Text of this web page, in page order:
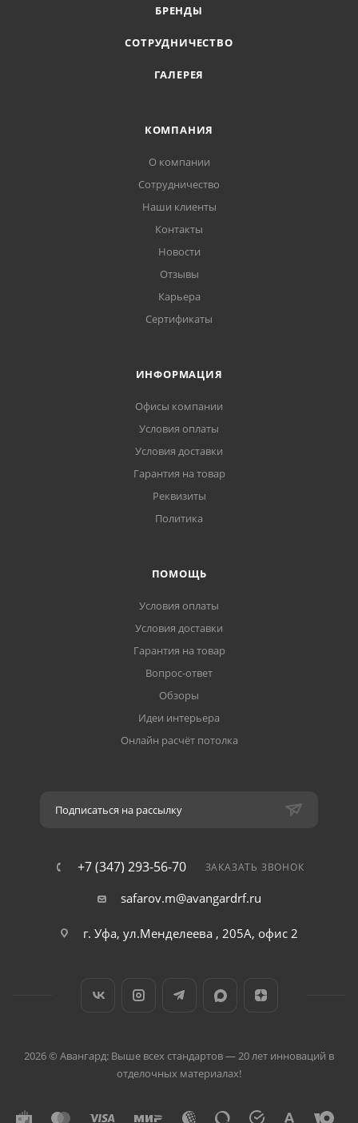
БРЕНДЫ
СОТРУДНИЧЕСТВО
ГАЛЕРЕЯ
КОМПАНИЯ
О компании
Сотрудничество
Наши клиенты
Контакты
Новости
Отзывы
Карьера
Сертификаты
ИНФОРМАЦИЯ
Офисы компании
Условия оплаты
Условия доставки
Гарантия на товар
Реквизиты
Политика
ПОМОЩЬ
Условия оплаты
Условия доставки
Гарантия на товар
Вопрос-ответ
Обзоры
Идеи интерьера
Онлайн расчёт потолка
Подписаться на рассылку
+7 (347) 293-56-70 ЗАКАЗАТЬ ЗВОНОК
safarov.m@avangardrf.ru
г. Уфа, ул.Менделеева , 205А, офис 2
2026 © Авангард: Выше всех стандартов — 20 лет инноваций в
отделочных материалах!